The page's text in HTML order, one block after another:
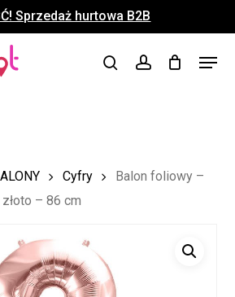
Sprzedaż hurtowa B2B
searchaccount
Menu
Close
Cyfry
Balon foliowy –
– 86 cm
Menu